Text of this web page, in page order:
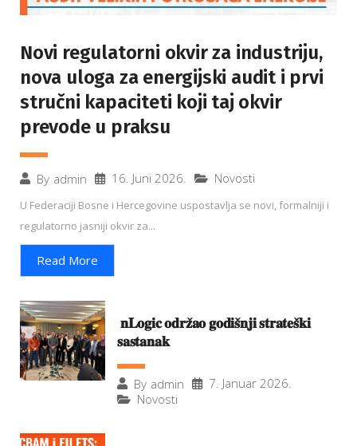
Novi regulatorni okvir za industriju,
nova uloga za energijski audit i prvi
stručni kapaciteti koji taj okvir
prevode u praksu
By admin 16. Juni 2026. Novosti
U Federaciji Bosne i Hercegovine uspostavlja se novi, formalniji i
regulatorno jasniji okvir za...
Read More
𝐧𝐋𝐨𝐠𝐢𝐜 𝐨𝐝𝐫𝐳̌𝐚𝐨 𝐠𝐨𝐝𝐢𝐬̌𝐧𝐣𝐢 𝐬𝐭𝐫𝐚𝐭𝐞𝐬̌𝐤𝐢
𝐬𝐚𝐬𝐭𝐚𝐧𝐚𝐤
By admin
7. Januar 2026.
Novosti